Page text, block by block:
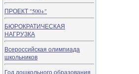
ПРОЕКТ "500+"
БЮРОКРАТИЧЕСКАЯ
НАГРУЗКА
Всероссийская олимпиада
школьников
Год дошкольного образования